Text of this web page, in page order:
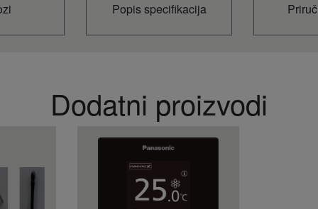
+13
+23
Popis specifikacija
Dodatni proizvodi